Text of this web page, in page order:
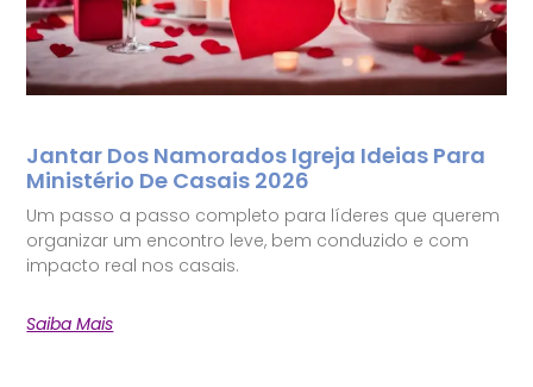
Jantar Dos Namorados Igreja Ideias Para
Ministério De Casais 2026
Um passo a passo completo para líderes que querem
organizar um encontro leve, bem conduzido e com
impacto real nos casais.
Saiba Mais